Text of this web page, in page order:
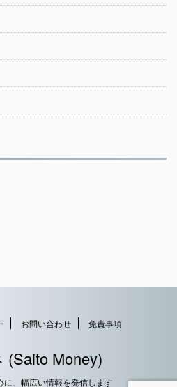
お問い合わせ 免責事項
(Saito Money)
に、幅広い情報を発信します